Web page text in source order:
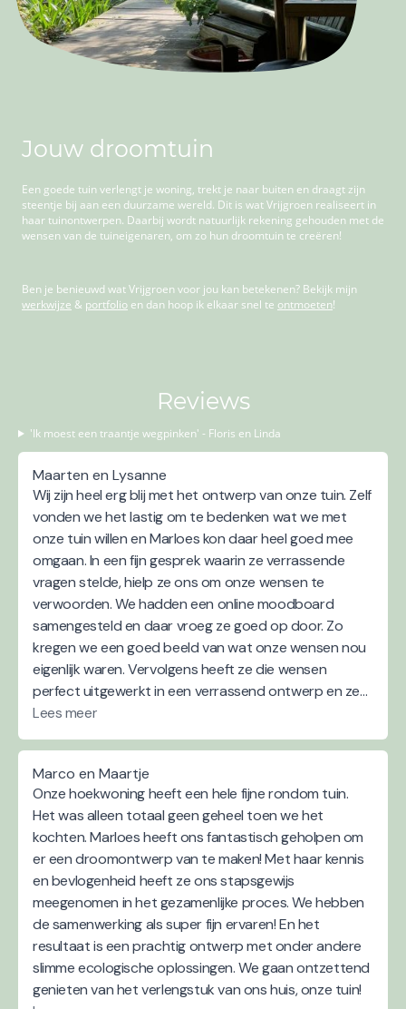
Jouw droomtuin
Een goede tuin verlengt je woning, trekt je naar buiten en draagt zijn
steentje bij aan een duurzame wereld. Dit is wat Vrijgroen realiseert in
haar tuinontwerpen. Daarbij wordt natuurlijk rekening gehouden met de
wensen van de tuineigenaren, om zo hun droomtuin te creëren!
Ben je benieuwd wat Vrijgroen voor jou kan betekenen? Bekijk mijn
werkwijze & portfolio en dan hoop ik elkaar snel te ontmoeten!
Reviews
'Ik moest een traantje wegpinken' - Floris en Linda